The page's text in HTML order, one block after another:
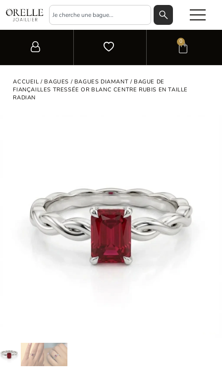
0
ACCUEIL / BAGUES / BAGUES DIAMANT / BAGUE DE
FIANÇAILLES TRESSÉE OR BLANC CENTRE RUBIS EN TAILLE
RADIAN